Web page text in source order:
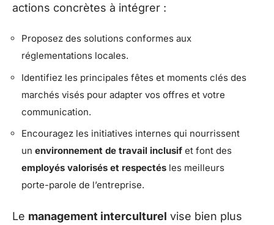
actions concrètes à intégrer :
Proposez des solutions conformes aux
réglementations locales.
Identifiez les principales fêtes et moments clés des
marchés visés pour adapter vos offres et votre
communication.
Encouragez les initiatives internes qui nourrissent
un environnement de travail inclusif et font des
employés valorisés et respectés les meilleurs
porte-parole de l’entreprise.
Le management interculturel vise bien plus